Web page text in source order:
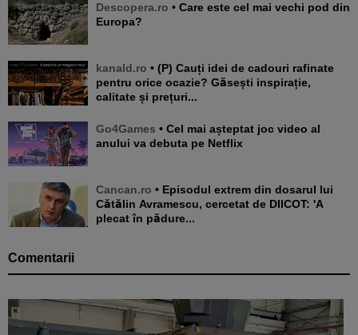
Descopera.ro • Care este cel mai vechi pod din
Europa?
kanald.ro • (P) Cauți idei de cadouri rafinate
pentru orice ocazie? Găsești inspirație,
calitate și prețuri...
Go4Games • Cel mai așteptat joc video al
anului va debuta pe Netflix
Cancan.ro • Episodul extrem din dosarul lui
Cătălin Avramescu, cercetat de DIICOT: 'A
plecat în pădure...
Comentarii